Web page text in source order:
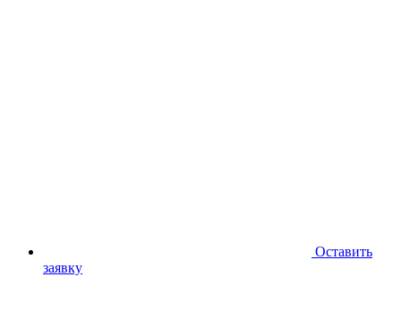
Оставить
заявку